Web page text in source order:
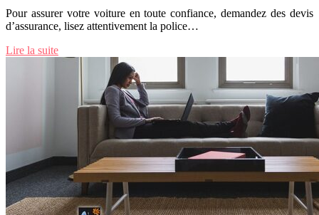
Pour assurer votre voiture en toute confiance, demandez des devis
d’assurance, lisez attentivement la police…
Lire la suite